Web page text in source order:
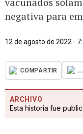
negativa para
12 de agosto de 2022 -
COMPARTIR ...
ARCHIVO
Esta historia fue